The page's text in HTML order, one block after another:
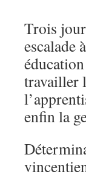
Trois
escalade
travailler
enfin la